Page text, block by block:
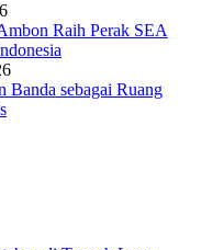
Raih Perak SEA
Banda sebagai Ruang